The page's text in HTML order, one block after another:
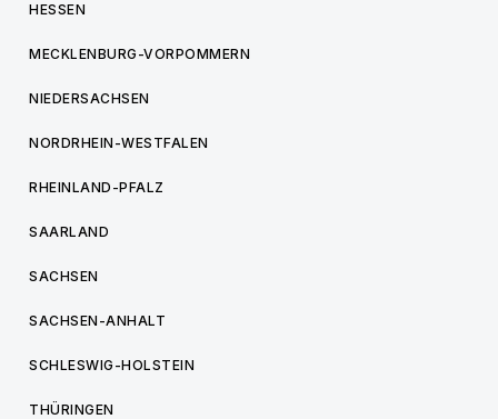
HESSEN
MECKLENBURG-VORPOMMERN
NIEDERSACHSEN
NORDRHEIN-WESTFALEN
RHEINLAND-PFALZ
SAARLAND
SACHSEN
SACHSEN-ANHALT
SCHLESWIG-HOLSTEIN
THÜRINGEN